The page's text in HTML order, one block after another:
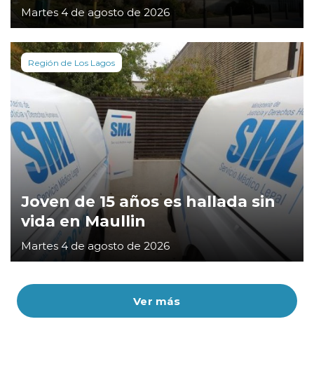
Ver más
Martes 4 de agosto de 2026
Región de Los Lagos
Joven de 15 años es hallada sin
vida en Maullin
Martes 4 de agosto de 2026